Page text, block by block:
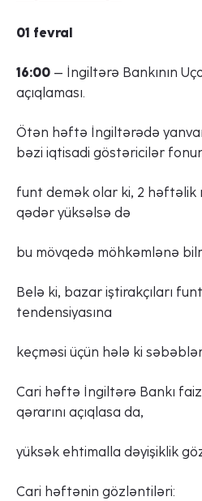
01 fevral
16:00 – İngiltərə Bankının
açıqlaması.
Ötən həftə İngiltərədə yanvar
bəzi iqtisadi göstəricilər
funt demək olar ki, 2 həftəlik
qədər yüksəlsə də
bu mövqedə möhkəmlənə
Belə ki, bazar iştirakçıları
tendensiyasına
keçməsi üçün hələ ki
Cari həftə İngiltərə Bankı
qərarını açıqlasa da,
yüksək ehtimalla dəyişiklik
Cari həftənin gözləntiləri: